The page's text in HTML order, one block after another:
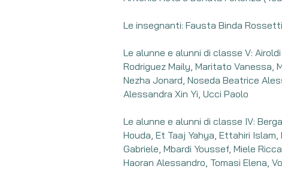
Le insegnanti: Fausta Binda
Le alunne e alunni di classe V:
Rodriguez Maily, Maritato Vanessa,
Nezha Jonard, Noseda Beatrice
Alessandra Xin Yi, Ucci Paolo
Le alunne e alunni di classe IV:
Houda, Et Taaj Yahya, Ettahiri
Gabriele, Mbardi Youssef, Miele
Haoran Alessandro, Tomasi Elena,